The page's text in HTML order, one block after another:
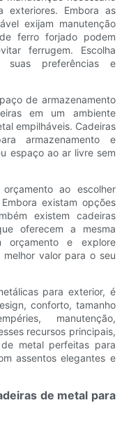
exteriores. Embora as
exijam manutenção
ferro forjado podem
ferrugem. Escolha
preferências e
de armazenamento
em um ambiente
empilháveis. Cadeiras
armazenamento e
espaço ao ar livre sem
ao escolher
existam opções
existem cadeiras
oferecem a mesma
orçamento e explore
valor para o seu
para exterior, é
conforto, tamanho
manutenção,
recursos principais,
metal perfeitas para
assentos elegantes e
de metal para